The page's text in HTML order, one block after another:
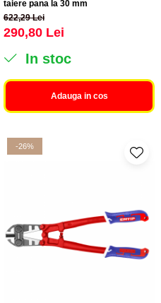
taiere pana la 30 mm
622,29 Lei
290,80 Lei
In stoc
Adauga in cos
-26%